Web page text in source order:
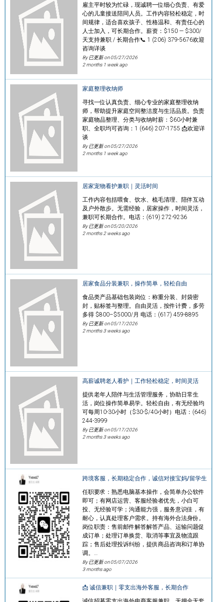
雇主平时较为忙碌，现诚聘一位细心负责、有爱
心的儿童接送陪同人员。工作内容轻松稳定，时
间规律，适合喜欢孩子、性格温和、有责任心的
人士加入，可长期合作。薪资：$150 — $300/
天支持兼职 / 长期合作📞 1 (206) 379-5676欢迎
咨询详谈
By 已更新 on05/27/2026
2 months 1 week ago
家庭整理收纳师
寻找一位认真负责、细心专业的家庭整理收纳
师，帮助提升家庭空间整洁度与生活品质。负责
家庭物品整理、分类与收纳时薪：$60小时兼
职、全职均可咨询：1 (646) 207-1755 📩欢迎详
谈
By 已更新 on05/27/2026
2 months 1 week ago
居家宠物看护兼职｜灵活时间
工作内容包括喂食、饮水、梳毛清理、陪伴互动
及户外散步。无需经验，居家操作，时间灵活，
兼职可长期合作。电话：(619) 272-9236
By 已更新 on05/20/2026
2 months 2 weeks ago
居家食品分装兼职，操作简单，轻松自由
食品类产品基础包装岗位：称重分装、封袋密
封，贴标签与整理。自由灵活，按件计费，多劳
多得 $800–$5000/月 电话：(617) 459-8895
By 已更新 on05/17/2026
2 months 3 weeks ago
高薪诚聘老人看护｜工作轻松稳定，时间灵活
提供老年人陪伴与生活管理服务，协助日常生
活，岗位操作简单易学。轻松自由，有无经验均
可每周10-30小时（$30-$/40小时）电话：(646)
244-3999
By 已更新 on05/17/2026
2 months 3 weeks ago
跨境客服，长期稳定合作，诚信对接宝妈/留学生
任职要求：熟悉电脑基本操作，会简单办公软件
即可；有网店运营、客服经验者优先，小白可
投、无经验可学；沟通能力强，服务意识佳，有
耐心，认真处理客户需求。持有海外合法身份。
岗位职责：售前邮件解答解答产品、运输问题促
成订单；处理订单换货、取消等事宜及物流跟
踪；售后处理投诉纠纷，提供商品咨询和订单协
调。…
By 已更新 on05/07/2026
3 months ago
📩 诚信兼职｜零支出海外客服，长期合作